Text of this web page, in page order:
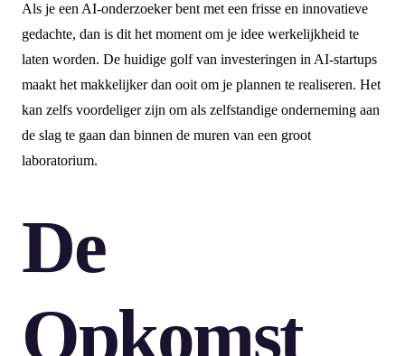
Als je een AI-onderzoeker bent met een frisse en innovatieve
gedachte, dan is dit het moment om je idee werkelijkheid te
laten worden. De huidige golf van investeringen in AI-startups
maakt het makkelijker dan ooit om je plannen te realiseren. Het
kan zelfs voordeliger zijn om als zelfstandige onderneming aan
de slag te gaan dan binnen de muren van een groot
laboratorium.
De
Opkomst